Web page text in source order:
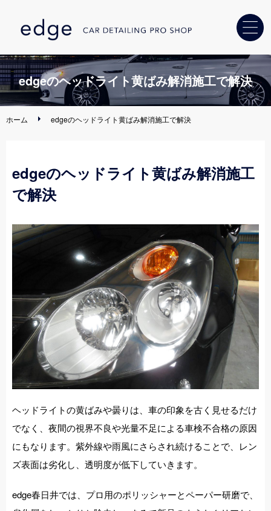
ホーム
カーコーティング
車内クリーニング・消臭
ディーラー・ 中古車販売店様へ
施工事例
店舗紹介
お問い合わせ
edgeのヘッドライト黄ばみ解消施工で解決
ホーム edgeのヘッドライト黄ばみ解消施工で解決
edgeのヘッドライト黄ばみ解消施工
で解決
ヘッドライトの黄ばみや曇りは、車の印象を古く見せるだけ
でなく、夜間の視界不良や光量不足による車検不合格の原因
にもなります。紫外線や雨風にさらされ続けることで、レン
ズ表面は劣化し、透明度が低下していきます。
edge春日井では、プロ用のポリッシャーとペーパー研磨で、